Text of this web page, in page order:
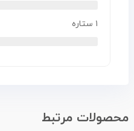
۱ ستاره
محصولات مرتبط